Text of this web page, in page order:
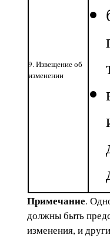
9. Извещение об
изменении
Примечание.
должны быть
изменения, и